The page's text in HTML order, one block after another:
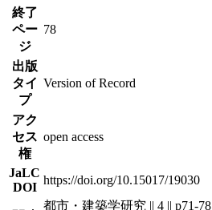
終了
ペー
ジ
78
出版
タイ
プ
Version of Record
アク
セス
権
open access
JaLC
DOI
https://doi.org/10.15017/19030
都市・建築学研究 || 4 || p71-78